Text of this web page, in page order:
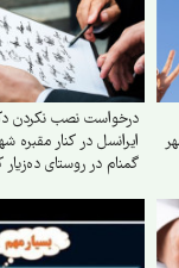
درخواست نصب نکردن دکل
ایرانسل در کنار مقبره شهید
گمنام در روستای ده‌زیار کرمان